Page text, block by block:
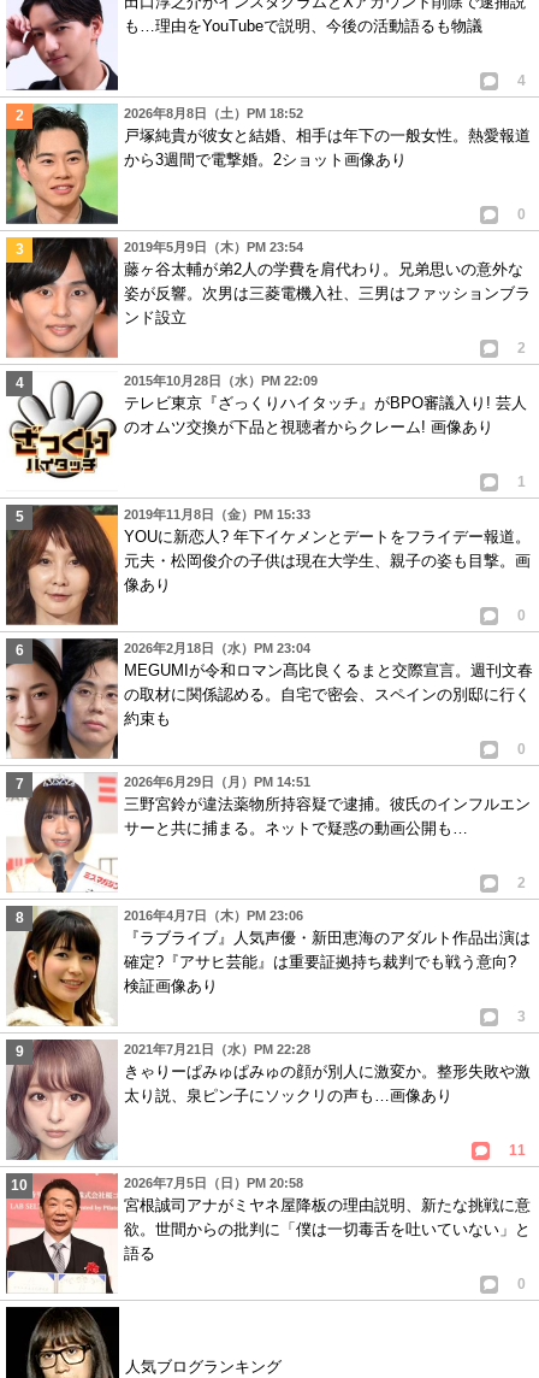
8 匿名 ( 2020年8月11日 2:58 AM )
ハメラレタとしか思えん
3 4
も…理由をYouTubeで説明、今後の活動語るも物議
4
2026年8月8日（土）PM 18:52
戸塚純貴が彼女と結婚、相手は年下の一般女性。熱愛報道
から3週間で電撃婚。2ショット画像あり
0
2019年5月9日（木）PM 23:54
藤ヶ谷太輔が弟2人の学費を肩代わり。兄弟思いの意外な
姿が反響。次男は三菱電機入社、三男はファッションブラ
ンド設立
2
2015年10月28日（水）PM 22:09
テレビ東京『ざっくりハイタッチ』がBPO審議入り! 芸人
のオムツ交換が下品と視聴者からクレーム! 画像あり
1
2019年11月8日（金）PM 15:33
YOUに新恋人? 年下イケメンとデートをフライデー報道。
元夫・松岡俊介の子供は現在大学生、親子の姿も目撃。画
像あり
0
2026年2月18日（水）PM 23:04
MEGUMIが令和ロマン髙比良くるまと交際宣言。週刊文春
の取材に関係認める。自宅で密会、スペインの別邸に行く
約束も
0
2026年6月29日（月）PM 14:51
三野宮鈴が違法薬物所持容疑で逮捕。彼氏のインフルエン
サーと共に捕まる。ネットで疑惑の動画公開も…
2
2016年4月7日（木）PM 23:06
『ラブライブ』人気声優・新田恵海のアダルト作品出演は
確定?『アサヒ芸能』は重要証拠持ち裁判でも戦う意向?
検証画像あり
3
2021年7月21日（水）PM 22:28
きゃりーぱみゅぱみゅの顔が別人に激変か。整形失敗や激
太り説、泉ピン子にソックリの声も…画像あり
11
2026年7月5日（日）PM 20:58
宮根誠司アナがミヤネ屋降板の理由説明、新たな挑戦に意
欲。世間からの批判に「僕は一切毒舌を吐いていない」と
語る
0
人気ブログランキング